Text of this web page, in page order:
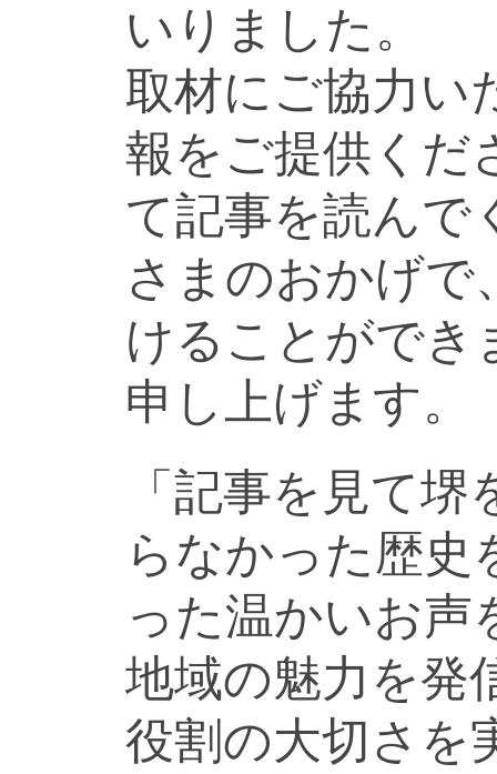
いりました。
取材にご協力い
報をご提供くだ
て記事を読んで
さまのおかげで
けることができ
申し上げます。
「記事を見て
らなかった歴史
った温かいお声
地域の魅力を発
役割の大切さを